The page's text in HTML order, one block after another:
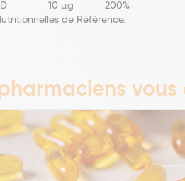
10 µg
200%
de Référence.
vous